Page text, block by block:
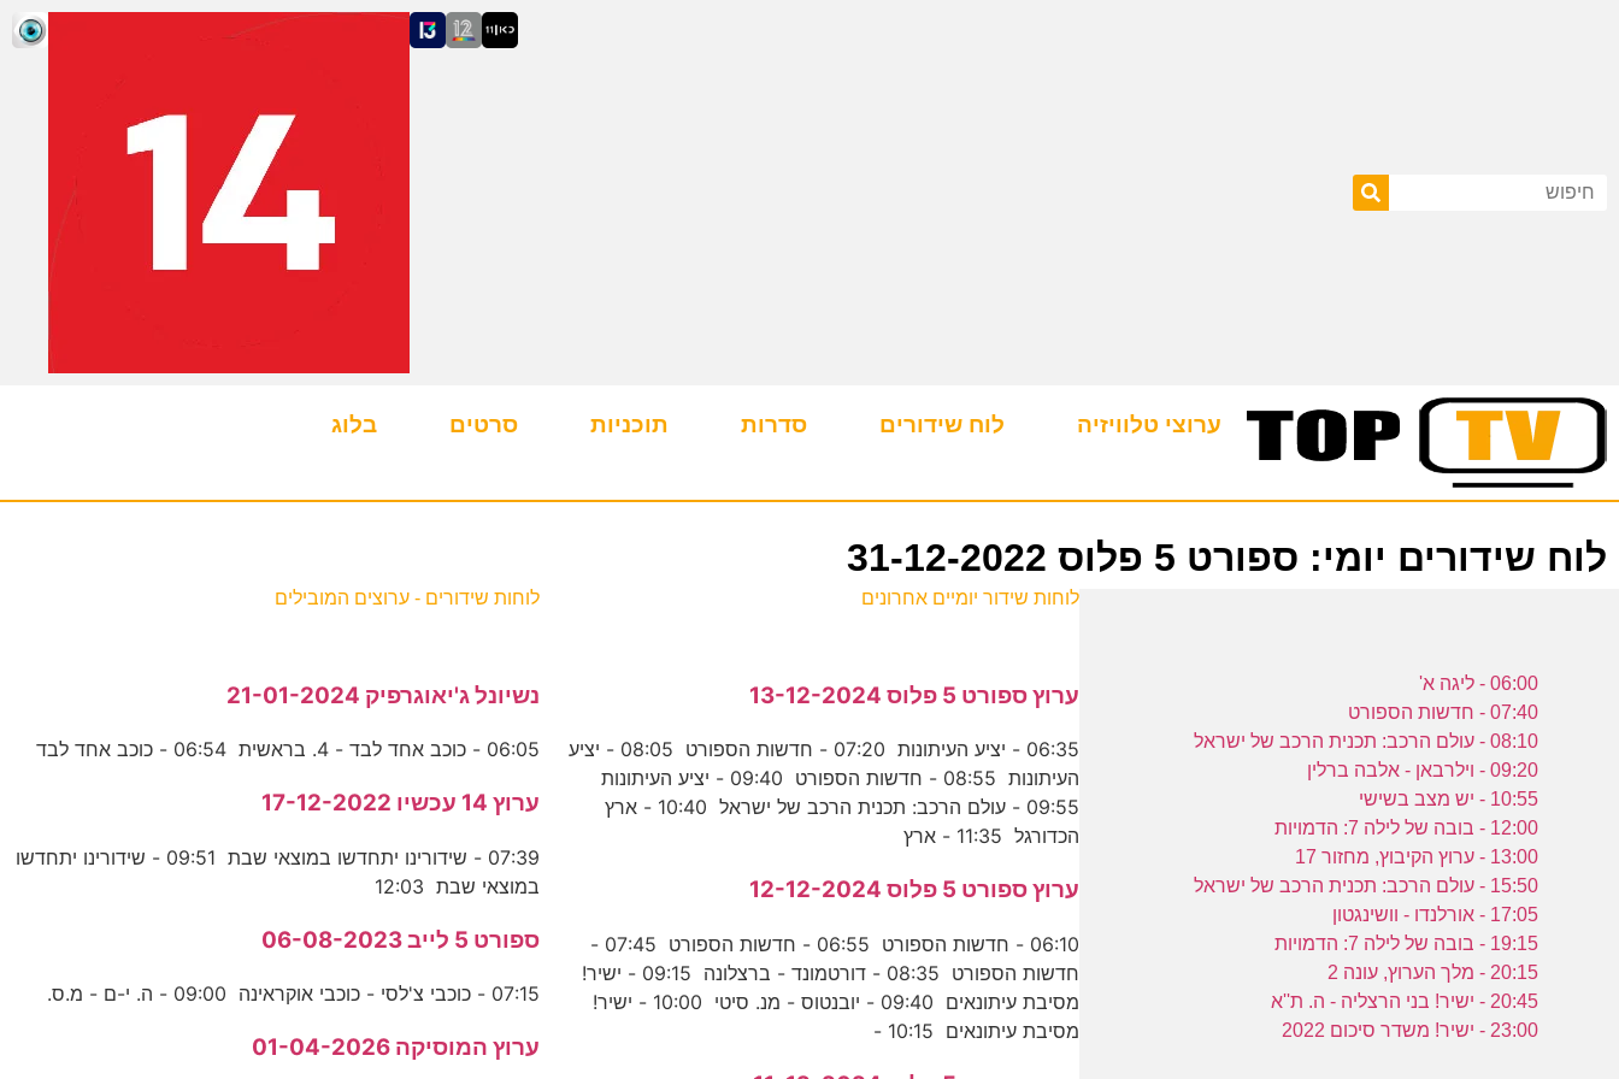
ערוצי טלוויזיה לוח שידורים סדרות תוכניות סרטים בלוג
לוח שידורים יומי: ספורט 5 פלוס 31-12-2022
06:00 - ליגה א'
07:40 - חדשות הספורט
08:10 - עולם הרכב: תכנית הרכב של ישראל
09:20 - וילרבאן - אלבה ברלין
10:55 - יש מצב בשישי
12:00 - בובה של לילה 7: הדמויות
13:00 - ערוץ הקיבוץ, מחזור 17
15:50 - עולם הרכב: תכנית הרכב של ישראל
17:05 - אורלנדו - וושינגטון
19:15 - בובה של לילה 7: הדמויות
20:15 - מלך הערוץ, עונה 2
20:45 - ישיר! בני הרצליה - ה. ת''א
23:00 - ישיר! משדר סיכום 2022
לוחות שידור יומיים אחרונים
ערוץ ספורט 5 פלוס 13-12-2024
06:35 - יציע העיתונות 07:20 - חדשות הספורט 08:05 - יציע
העיתונות 08:55 - חדשות הספורט 09:40 - יציע העיתונות
09:55 - עולם הרכב: תכנית הרכב של ישראל 10:40 - ארץ
הכדורגל 11:35 - ארץ
ערוץ ספורט 5 פלוס 12-12-2024
06:10 - חדשות הספורט 06:55 - חדשות הספורט 07:45 -
חדשות הספורט 08:35 - דורטמונד - ברצלונה 09:15 - ישיר!
מסיבת עיתונאים 09:40 - יובנטוס - מנ. סיטי 10:00 - ישיר!
מסיבת עיתונאים 10:15 -
לוחות שידורים - ערוצים המובילים
נשיונל ג'יאוגרפיק 21-01-2024
06:05 - כוכב אחד לבד - 4. בראשית 06:54 - כוכב אחד לבד
ערוץ 14 עכשיו 17-12-2022
07:39 - שידורינו יתחדשו במוצאי שבת 09:51 - שידורינו יתחדשו
במוצאי שבת 12:03
ספורט 5 לייב 06-08-2023
07:15 - כוכבי צ'לסי - כוכבי אוקראינה 09:00 - ה. י-ם - מ.ס.
ערוץ המוסיקה 01-04-2026